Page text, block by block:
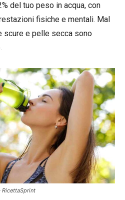
del tuo peso in acqua, con
fisiche e mentali. Mal
scure e pelle secca sono
RicettaSprint